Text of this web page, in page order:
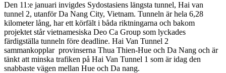
Den 11:e januari invigdes Sydostasiens längsta tunnel, Hai van
tunnel 2, utanför Da Nang City, Vietnam. Tunneln är hela 6,28
kilometer lång, har ett körfält i båda riktningarna och bakom
projektet står vietnamesiska Deo Ca Group som lyckades
färdigställa tunneln före deadline. Hai Van Tunnel 2
sammankopplar provinserna Thua Thien-Hue och Da Nang och är
tänkt att minska trafiken på Hai Van Tunnel 1 som är idag den
snabbaste vägen mellan Hue och Da nang.